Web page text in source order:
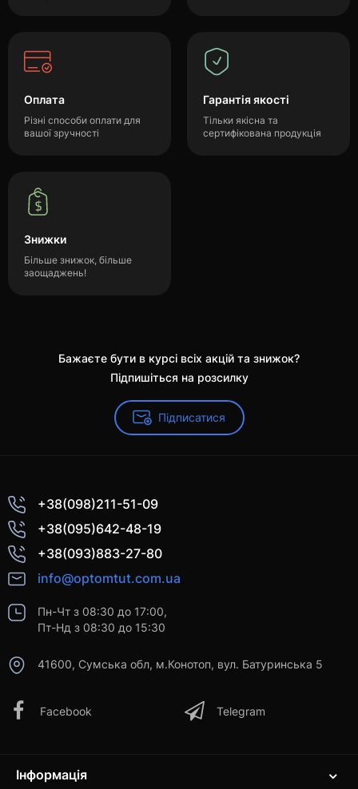
Оплата
Різні способи оплати для
вашої зручності
Гарантія якості
Тільки якісна та
сертифікована продукція
Знижки
Більше знижок, більше
заощаджень!
Бажаєте бути в курсі всіх акцій та знижок?
Підпишіться на розсилку
Підписатися
+38(098)211-51-09
+38(095)642-48-19
+38(093)883-27-80
info@optomtut.com.ua
Пн-Чт з 08:30 до 17:00,
Пт-Нд з 08:30 до 15:30
41600, Сумська обл, м.Конотоп, вул. Батуринська 5
Facebook Telegram
Інформація